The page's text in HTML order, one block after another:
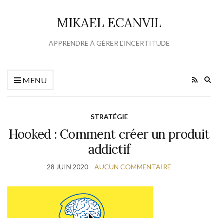
MIKAEL ECANVIL
APPRENDRE À GÉRER L'INCERTITUDE
MENU
STRATÉGIE
Hooked : Comment créer un produit
addictif
28 JUIN 2020 AUCUN COMMENTAIRE